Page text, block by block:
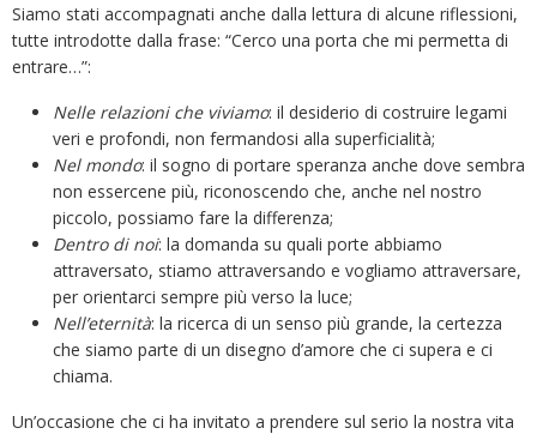
Siamo stati accompagnati anche dalla lettura di alcune riflessioni,
tutte introdotte dalla frase: “Cerco una porta che mi permetta di
entrare…”:
Nelle relazioni che viviamo: il desiderio di costruire legami
veri e profondi, non fermandosi alla superficialità;
Nel mondo: il sogno di portare speranza anche dove sembra
non essercene più, riconoscendo che, anche nel nostro
piccolo, possiamo fare la differenza;
Dentro di noi: la domanda su quali porte abbiamo
attraversato, stiamo attraversando e vogliamo attraversare,
per orientarci sempre più verso la luce;
Nell’eternità: la ricerca di un senso più grande, la certezza
che siamo parte di un disegno d’amore che ci supera e ci
chiama.
Un’occasione che ci ha invitato a prendere sul serio la nostra vita